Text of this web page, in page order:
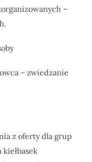
–
– zwiedzanie
z oferty dla grup